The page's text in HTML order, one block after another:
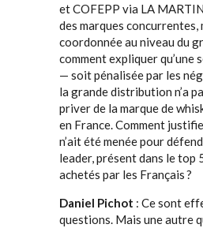
et COFEPP via LA
des marques
coordonnée au niveau du
comment expliquer qu’une
— soit pénalisée par les
la grande distribution n’a
priver de la marque de
en France. Comment
n’ait été menée pour
leader, présent dans le top
achetés par les Français ?
Daniel Pichot : Ce sont
questions. Mais une autre